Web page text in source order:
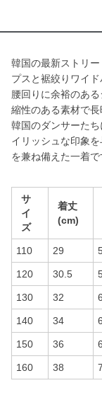
韓国の最新ストリ
プスと裾絞りワイド
腰回りに余裕のあ
縮性のある素材で長
韓国のダンサーた
イリッシュな印象
を兼ね備えた一着で
サ
イ
ズ
着丈
(cm)
110 29
120 30.5
130 32
140 34
150 36
160 38